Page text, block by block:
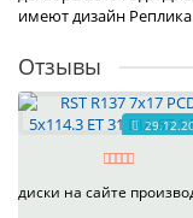
имеют дизайн
Отзывы
диски на сайте